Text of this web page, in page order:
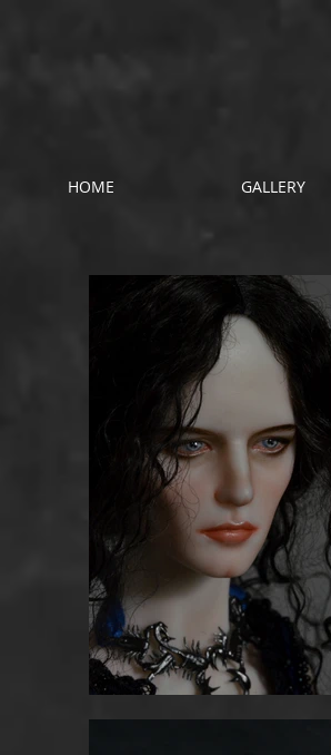
HOME GALLERY